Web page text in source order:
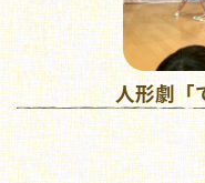
人形劇「